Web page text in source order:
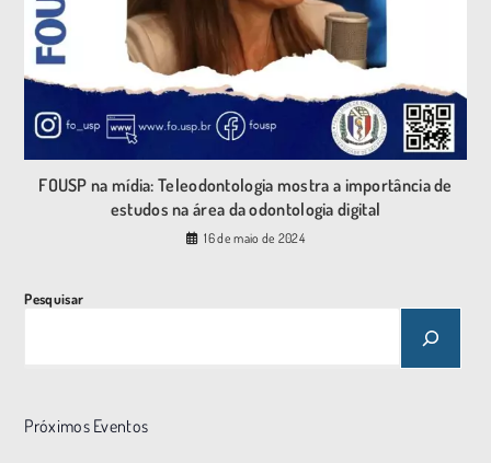
FOUSP na mídia: Teleodontologia mostra a importância de
estudos na área da odontologia digital
16 de maio de 2024
Pesquisar
Próximos Eventos